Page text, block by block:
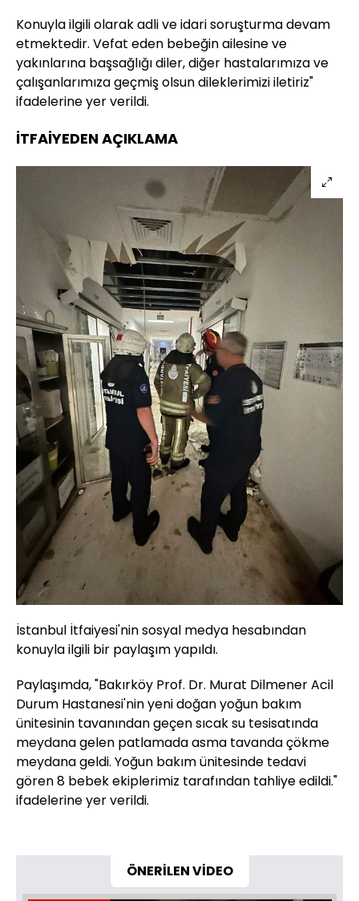
Konuyla ilgili olarak adli ve idari soruşturma devam
etmektedir. Vefat eden bebeğin ailesine ve
yakınlarına başsağlığı diler, diğer hastalarımıza ve
çalışanlarımıza geçmiş olsun dileklerimizi iletiriz"
ifadelerine yer verildi.
İTFAİYEDEN AÇIKLAMA
İstanbul İtfaiyesi'nin sosyal medya hesabından
konuyla ilgili bir paylaşım yapıldı.
Paylaşımda, "Bakırköy Prof. Dr. Murat Dilmener Acil
Durum Hastanesi'nin yeni doğan yoğun bakım
ünitesinin tavanından geçen sıcak su tesisatında
meydana gelen patlamada asma tavanda çökme
meydana geldi. Yoğun bakım ünitesinde tedavi
gören 8 bebek ekiplerimiz tarafından tahliye edildi."
ifadelerine yer verildi.
ÖNERİLEN VİDEO